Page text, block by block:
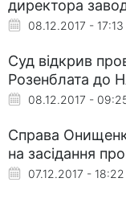
директора
08.12.2017 - 17:13
Суд відкрив
Розенблата до
08.12.2017 -
Справа
на засідання
07.12.2017 - 18:22